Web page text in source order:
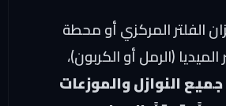
الفلتر المركزي أو محطة
الميديا (الرمل أو الكربون)،
النوازل والموزعات